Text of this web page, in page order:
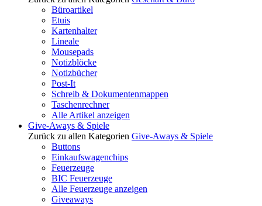
Büroartikel
Etuis
Kartenhalter
Lineale
Mousepads
Notizblöcke
Notizbücher
Post-It
Schreib & Dokumentenmappen
Taschenrechner
Alle Artikel anzeigen
Give-Aways & Spiele
Zurück zu allen Kategorien Give-Aways & Spiele
Buttons
Einkaufswagenchips
Feuerzeuge
BIC Feuerzeuge
Alle Feuerzeuge anzeigen
Giveaways